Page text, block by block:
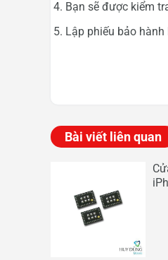
Bạn sẽ được kiểm
Lập phiếu bảo
Bài viết liên quan